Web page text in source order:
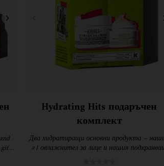
Hydrating Hits подаръчен
комплект
Два хидратиращи основни продукта –
#1 овлажнител за лице и нашия